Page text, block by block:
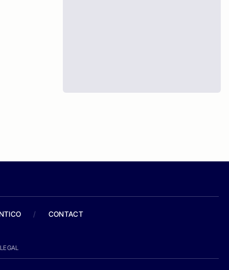
/ CONTACT
LEGAL